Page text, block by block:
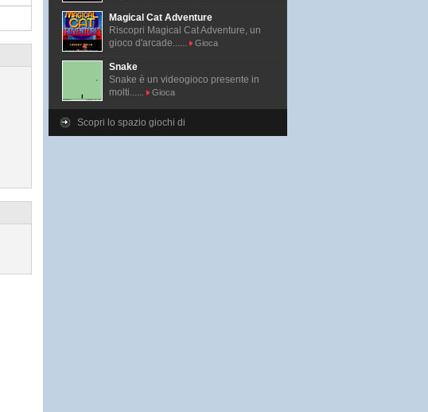
Magical Cat Adventure
Riscopri Magical Cat Adventure, un
gioco d'arcade......
Gioca
Snake
Snake è un videogioco presente in
molti......
Gioca
Scopri lo spazio giochi di